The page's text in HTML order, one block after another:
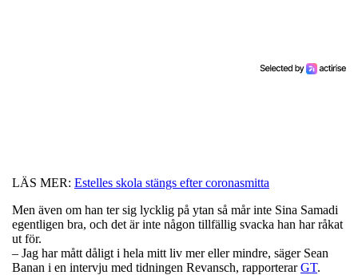
LÄS MER: Estelles skola stängs efter coronasmitta
Men även om han ter sig lycklig på ytan så mår inte Sina Samadi
egentligen bra, och det är inte någon tillfällig svacka han har råkat
ut för.
– Jag har mått dåligt i hela mitt liv mer eller mindre, säger Sean
Banan i en intervju med tidningen Revansch, rapporterarGT.